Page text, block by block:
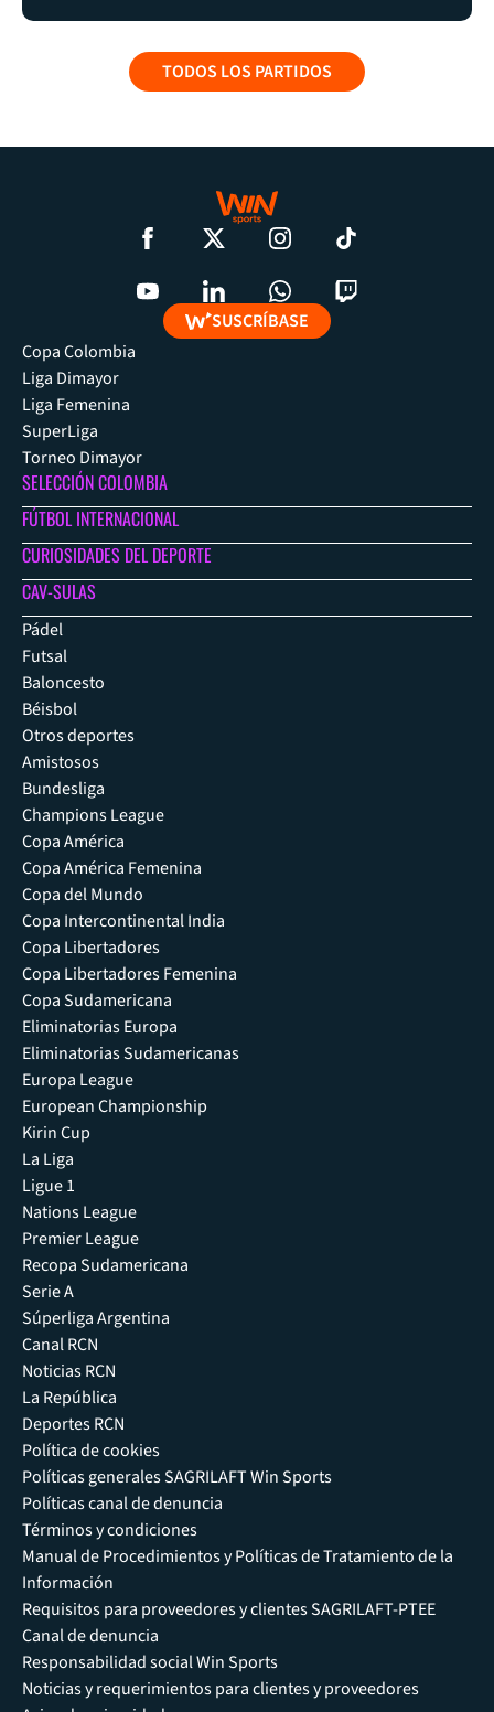
TODOS LOS PARTIDOS
SUSCRÍBASE
Copa Colombia
Liga Dimayor
Liga Femenina
SuperLiga
Torneo Dimayor
SELECCIÓN COLOMBIA
FÚTBOL INTERNACIONAL
CURIOSIDADES DEL DEPORTE
CAV-SULAS
Pádel
Futsal
Baloncesto
Béisbol
Otros deportes
Amistosos
Bundesliga
Champions League
Copa América
Copa América Femenina
Copa del Mundo
Copa Intercontinental India
Copa Libertadores
Copa Libertadores Femenina
Copa Sudamericana
Eliminatorias Europa
Eliminatorias Sudamericanas
Europa League
European Championship
Kirin Cup
La Liga
Ligue 1
Nations League
Premier League
Recopa Sudamericana
Serie A
Súperliga Argentina
Canal RCN
Noticias RCN
La República
Deportes RCN
Política de cookies
Políticas generales SAGRILAFT Win Sports
Políticas canal de denuncia
Términos y condiciones
Manual de Procedimientos y Políticas de Tratamiento de la
Información
Requisitos para proveedores y clientes SAGRILAFT-PTEE
Canal de denuncia
Responsabilidad social Win Sports
Noticias y requerimientos para clientes y proveedores